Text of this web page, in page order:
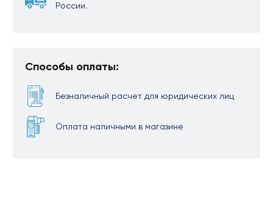
России.
Способы оплаты:
Безналичный расчет для юридических лиц
Оплата наличными в магазине